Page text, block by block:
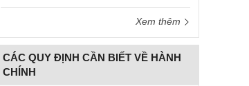
Xem thêm
CÁC QUY ĐỊNH CẦN BIẾT VỀ HÀNH
CHÍNH